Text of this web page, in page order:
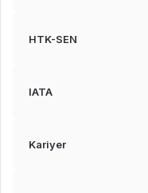
HTK-SEN
IATA
Kariyer